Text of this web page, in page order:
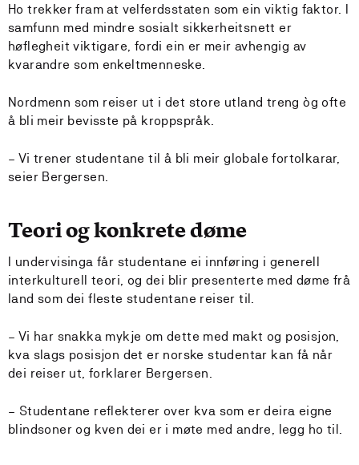
Ho trekker fram at velferdsstaten som ein viktig faktor. I
samfunn med mindre sosialt sikkerheitsnett er
høflegheit viktigare, fordi ein er meir avhengig av
kvarandre som enkeltmenneske.
Nordmenn som reiser ut i det store utland treng òg ofte
å bli meir bevisste på kroppspråk.
– Vi trener studentane til å bli meir globale fortolkarar,
seier Bergersen.
Teori og konkrete døme
I undervisinga får studentane ei innføring i generell
interkulturell teori, og dei blir presenterte med døme frå
land som dei fleste studentane reiser til.
– Vi har snakka mykje om dette med makt og posisjon,
kva slags posisjon det er norske studentar kan få når
dei reiser ut, forklarer Bergersen.
– Studentane reflekterer over kva som er deira eigne
blindsoner og kven dei er i møte med andre, legg ho til.